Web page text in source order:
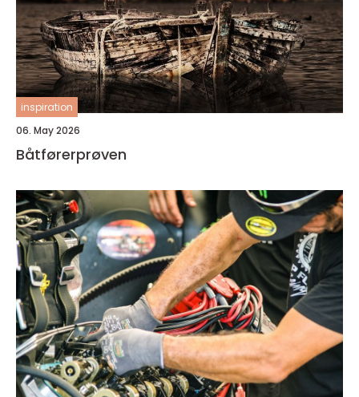
inspiration
06. May 2026
Båtførerprøven